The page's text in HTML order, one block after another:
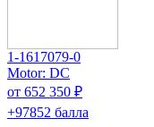
1-1617079-0
Motor: DC
от 652 350 ₽
+97852 балла